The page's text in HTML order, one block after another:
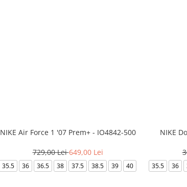
NIKE Air Force 1 '07 Prem+ - IO4842-500
729,00 Lei649,00 Lei
35.5 36 36.5 38 37.5 38.5 39 40
NIKE
35.5 36